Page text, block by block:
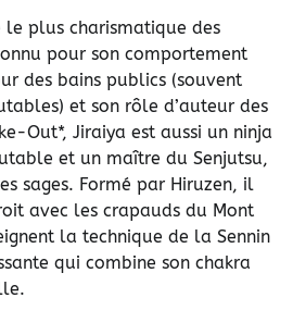
le plus charismatique des
pour son comportement
des bains publics (souvent
et son rôle d’auteur des
Out*, Jiraiya est aussi un ninja
et un maître du Senjutsu,
sages. Formé par Hiruzen, il
avec les crapauds du Mont
la technique de la Sennin
qui combine son chakra